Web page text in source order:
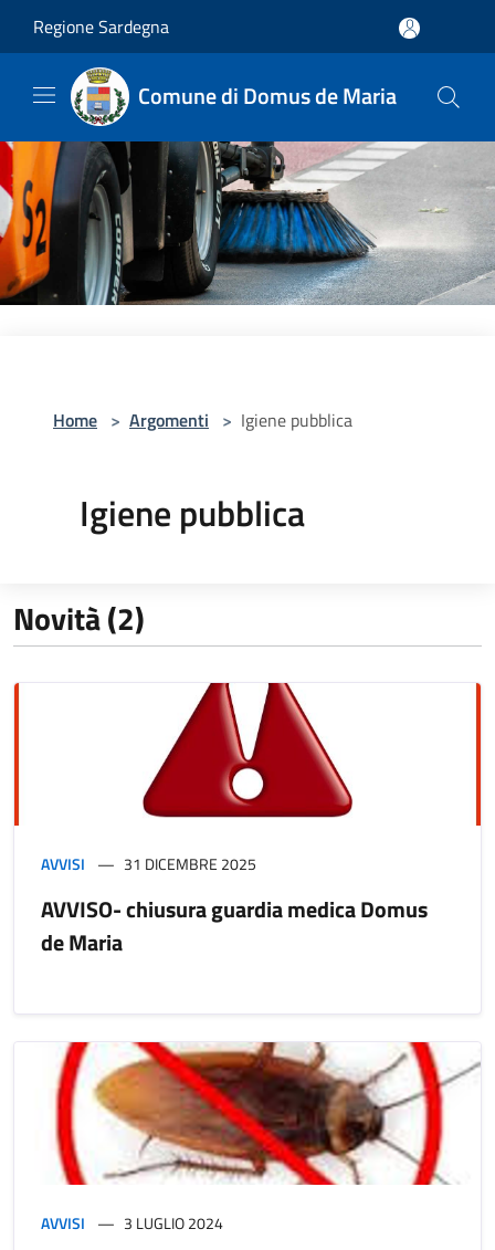
Regione Sardegna
Comune di Domus de Maria
Home > Argomenti > Igiene pubblica
Igiene pubblica
Novità (2)
AVVISI 31 DICEMBRE 2025
AVVISO- chiusura guardia medica Domus
de Maria
AVVISI 3 LUGLIO 2024